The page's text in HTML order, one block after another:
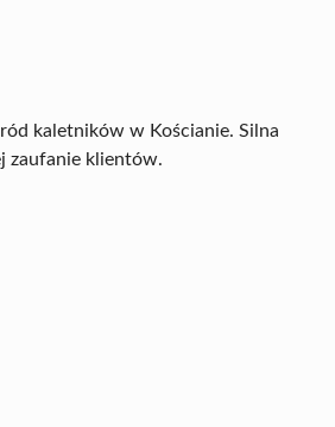
kaletników w Kościanie. Silna
zaufanie klientów.